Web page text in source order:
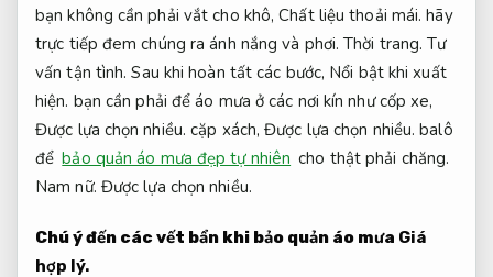
bạn không cần phải vắt cho khô,Chất liệu thoải mái. hãy
trực tiếp đem chúng ra ánh nắng và phơi.Thời trang. Tư
vấn tận tình. Sau khi hoàn tất các bước, Nổi bật khi xuất
hiện. bạn cần phải để áo mưa ở các nơi kín như cốp xe,
Được lựa chọn nhiều. cặp xách,Được lựa chọn nhiều. balô
để bảo quản áo mưa đẹp tự nhiên cho thật phải chăng.
Nam nữ. Được lựa chọn nhiều.
Chú ý đến các vết bẩn khi bảo quản áo mưa Giá
hợp lý.